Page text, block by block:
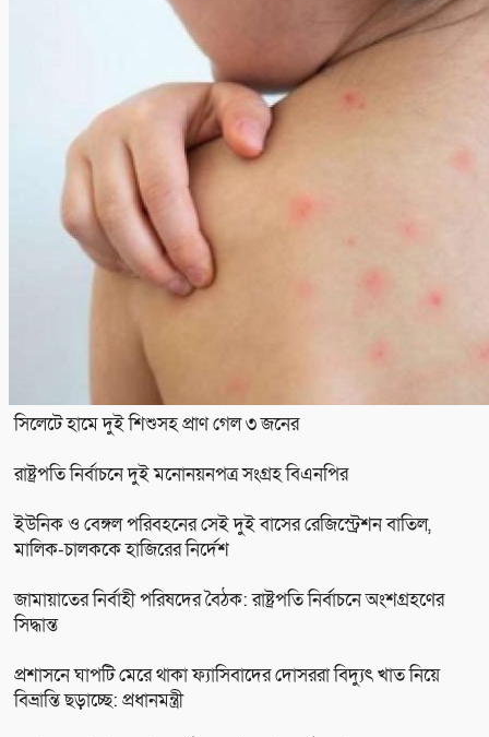
সিলেটে হামে দুই শিশুসহ প্রাণ গেল ৩ জনের
রাষ্ট্রপতি নির্বাচনে দুই মনোনয়নপত্র সংগ্রহ বিএনপির
ইউনিক ও বেঙ্গল পরিবহনের সেই দুই বাসের রেজিস্ট্রেশন বাতিল,
মালিক-চালককে হাজিরের নির্দেশ
জামায়াতের নির্বাহী পরিষদের বৈঠক: রাষ্ট্রপতি নির্বাচনে অংশগ্রহণের
সিদ্ধান্ত
প্রশাসনে ঘাপটি মেরে থাকা ফ্যাসিবাদের দোসররা বিদ্যুৎ খাত নিয়ে
বিভ্রান্তি ছড়াচ্ছে: প্রধানমন্ত্রী